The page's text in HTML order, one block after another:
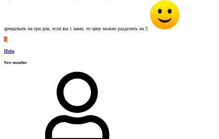
арендовать на три дня, если вы с нами, то цену можно разделить на 2
H
Hola
New member